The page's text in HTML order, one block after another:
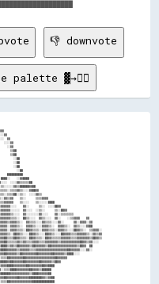
👎 downvote
palette ▓→✊🏽
▒▒██░░░░░░░░▓▓▓▓██
▓▓▓▓░░░░░░░░░░░░░░░░░░▓▓▓▓
▓▓▓▓  ░░░░░░░░░░░░░░░░░░░░░░░░▓▓
▓▓▓▓    ░░░░      ▓▓▓▓        ░░░░  ▓▓
░░░░▒▒▓▓▓▓▓▓▓▓░░  ▓▓          ░░░░▓▓
░░  ▓▓            ░░▓▓
░░░░░░  ▓▓▓▓▓▓▓▓░░██              ▒▒██
░░░░▓▓░░    ▓▓▓▓░░██            ▒▒██
░░▓▓          ▓▓██                ░░██
▒▒▓▓░░░░▓▓▓▓██▒▒▓▓                  ░░██
░░██
░░░░░░  ▓▓                ░░██
░░▒▒▓▓▓▓            ██████████
████░░    ░░▓▓████
██      ████░░░░  ░░░░▓▓▒▒▒▒▒▒██
██░░░░▒▒░░░░░░▓▓▒▒██████▓▓██
▓▓▒▒▒▒▒▒▒▒▒▒░░▒▒▒▒▓▓▒▒░░░░▓▓██▓▓
░░░░▓▓▒▒
▒▒░░      ▒▒▒▒▓▓▓▓
▒▒░░░░    ▒▒░░░░░░████
▓▓░░      ▒▒░░  ░░░░██▓▓
▓▓░░░░  ░░▒▒░░      ▒▒░░██▓▓
▓▓░░░░░░░░▓▓░░░░    ▓▓░░▒▒▒▒▒▒▒▒
██▒▒░░░░  ▓▓▒▒░░░░  ▓▓░░    ░░▒▒▓▓▓▓    ▓▓
▓▓▒▒▒▒░░░░▓▓▒▒▒▒░░░░▓▓░░      ▓▓░░▓▓▓▓░░▓▓
▓▓▓▓▒▒░░░░▓▓▓▓▒▒░░  ▓▓▓▓▒▒░░  ▓▓▒▒░░░░▓▓██
▒▒▓▓▓▓░░
██